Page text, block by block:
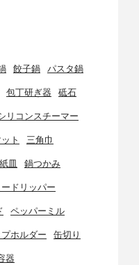
餃子鍋 パスタ鍋
包丁研ぎ器 砥石
リコンスチーマー
ト 三角巾
紙皿 鍋つかみ
ードリッパー
ペッパーミル
ホルダー 缶切り
器